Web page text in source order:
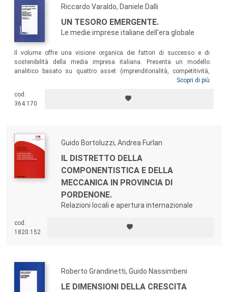
Riccardo Varaldo, Daniele Dalli
UN TESORO EMERGENTE.
Le medie imprese italiane dell'era globale
Il volume offre una visione organica dei fattori di successo e di
sostenibilità della media impresa italiana. Presenta un modello
analitico basato su quattro asset (imprenditorialità, competitività,
organizzazione e internazionalizzazione) e alcune chiavi di lettura
per le decisioni di policy. Analizza infine trenta casi di studio per
sviluppare il modello analitico e le relative implicazioni.
Scopri di più
cod.
364.170
Guido Bortoluzzi, Andrea Furlan
IL DISTRETTO DELLA
COMPONENTISTICA E DELLA
MECCANICA IN PROVINCIA DI
PORDENONE.
Relazioni locali e apertura internazionale
cod.
1820.152
Roberto Grandinetti, Guido Nassimbeni
LE DIMENSIONI DELLA CRESCITA